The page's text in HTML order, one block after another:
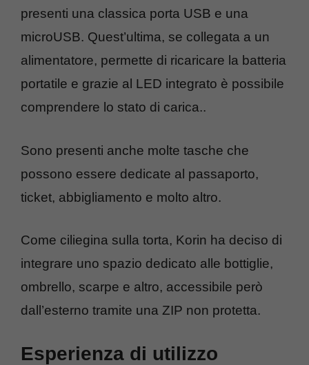
presenti una classica porta USB e una
microUSB. Quest’ultima, se collegata a un
alimentatore, permette di ricaricare la batteria
portatile e grazie al LED integrato è possibile
comprendere lo stato di carica..
Sono presenti anche molte tasche che
possono essere dedicate al passaporto,
ticket, abbigliamento e molto altro.
Come ciliegina sulla torta, Korin ha deciso di
integrare uno spazio dedicato alle bottiglie,
ombrello, scarpe e altro, accessibile però
dall’esterno tramite una ZIP non protetta.
Esperienza di utilizzo